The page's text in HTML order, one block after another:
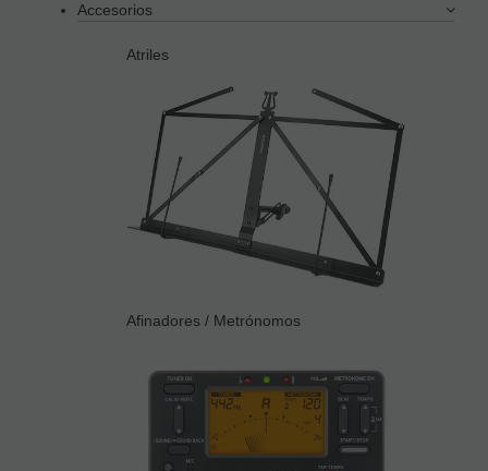
Accesorios
Atriles
Afinadores / Metrónomos